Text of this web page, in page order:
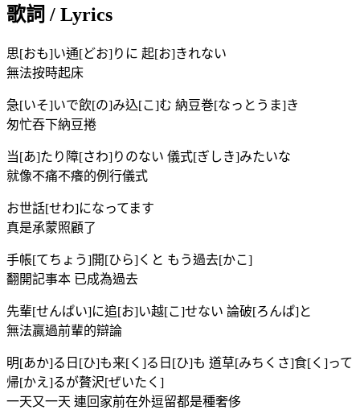
歌詞 / Lyrics
思[おも]い通[どお]りに 起[お]きれない
無法按時起床
急[いそ]いで飲[の]み込[こ]む 納豆巻[なっとうま]き
匆忙吞下納豆捲
当[あ]たり障[さわ]りのない 儀式[ぎしき]みたいな
就像不痛不癢的例行儀式
お世話[せわ]になってます
真是承蒙照顧了
手帳[てちょう]開[ひら]くと もう過去[かこ]
翻開記事本 已成為過去
先輩[せんぱい]に追[お]い越[こ]せない 論破[ろんぱ]と
無法贏過前輩的辯論
明[あか]る日[ひ]も来[く]る日[ひ]も 道草[みちくさ]食[く]って
帰[かえ]るが贅沢[ぜいたく]
一天又一天 連回家前在外逗留都是種奢侈